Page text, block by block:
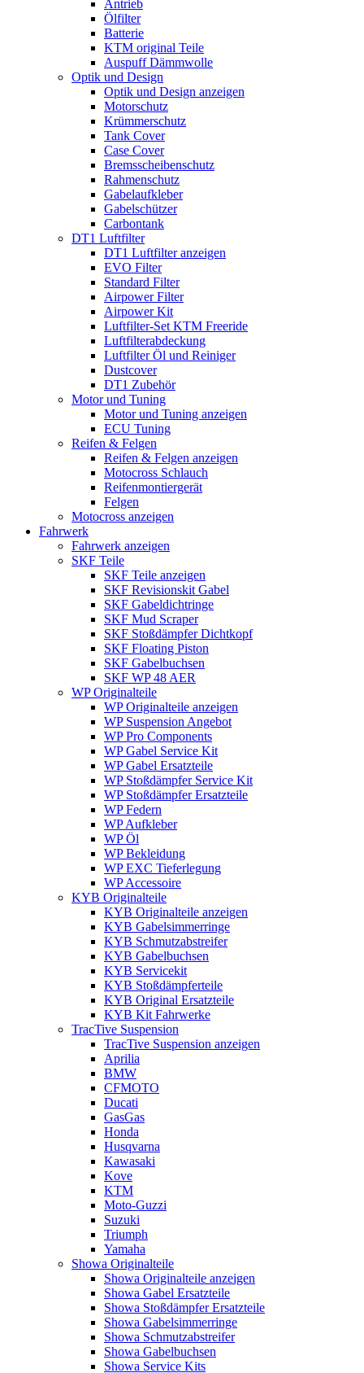
Antrieb
Ölfilter
Batterie
KTM original Teile
Auspuff Dämmwolle
Optik und Design
Optik und Design anzeigen
Motorschutz
Krümmerschutz
Tank Cover
Case Cover
Bremsscheibenschutz
Rahmenschutz
Gabelaufkleber
Gabelschützer
Carbontank
DT1 Luftfilter
DT1 Luftfilter anzeigen
EVO Filter
Standard Filter
Airpower Filter
Airpower Kit
Luftfilter-Set KTM Freeride
Luftfilterabdeckung
Luftfilter Öl und Reiniger
Dustcover
DT1 Zubehör
Motor und Tuning
Motor und Tuning anzeigen
ECU Tuning
Reifen & Felgen
Reifen & Felgen anzeigen
Motocross Schlauch
Reifenmontiergerät
Felgen
Motocross anzeigen
Fahrwerk
Fahrwerk anzeigen
SKF Teile
SKF Teile anzeigen
SKF Revisionskit Gabel
SKF Gabeldichtringe
SKF Mud Scraper
SKF Stoßdämpfer Dichtkopf
SKF Floating Piston
SKF Gabelbuchsen
SKF WP 48 AER
WP Originalteile
WP Originalteile anzeigen
WP Suspension Angebot
WP Pro Components
WP Gabel Service Kit
WP Gabel Ersatzteile
WP Stoßdämpfer Service Kit
WP Stoßdämpfer Ersatzteile
WP Federn
WP Aufkleber
WP Öl
WP Bekleidung
WP EXC Tieferlegung
WP Accessoire
KYB Originalteile
KYB Originalteile anzeigen
KYB Gabelsimmerringe
KYB Schmutzabstreifer
KYB Gabelbuchsen
KYB Servicekit
KYB Stoßdämpferteile
KYB Original Ersatzteile
KYB Kit Fahrwerke
TracTive Suspension
TracTive Suspension anzeigen
Aprilia
BMW
CFMOTO
Ducati
GasGas
Honda
Husqvarna
Kawasaki
Kove
KTM
Moto-Guzzi
Suzuki
Triumph
Yamaha
Showa Originalteile
Showa Originalteile anzeigen
Showa Gabel Ersatzteile
Showa Stoßdämpfer Ersatzteile
Showa Gabelsimmerringe
Showa Schmutzabstreifer
Showa Gabelbuchsen
Showa Service Kits